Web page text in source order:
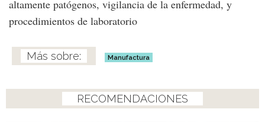
altamente patógenos, vigilancia de la enfermedad, y
procedimientos de laboratorio
Manufactura
RECOMENDACIONES